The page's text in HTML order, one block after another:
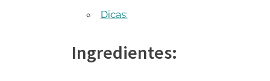
Dicas:
Ingredientes: